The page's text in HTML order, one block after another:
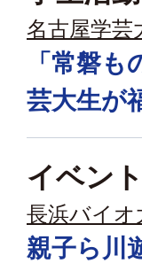
名古屋学芸
「常磐
芸大生が
イベント
長浜バイオ
親子ら川